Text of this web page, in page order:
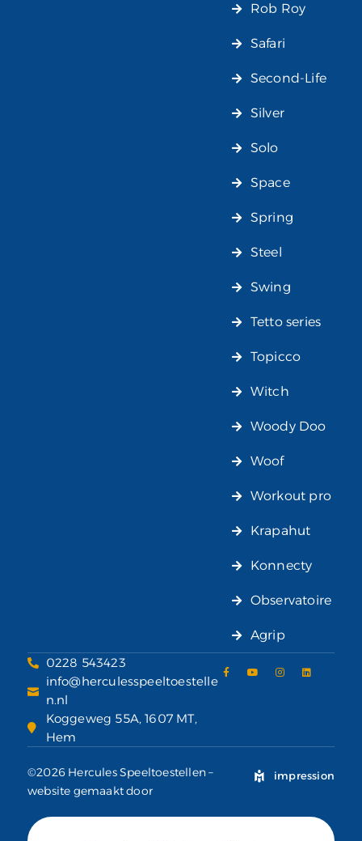
Rob Roy
Safari
Second-Life
Silver
Solo
Space
Spring
Steel
Swing
Tetto series
Topicco
Witch
Woody Doo
Woof
Workout pro
Krapahut
Konnecty
Observatoire
Agrip
0228 543423
info@herculesspeeltoestelle
n.nl
Koggeweg 55A, 1607 MT,
Hem
©2026 Hercules Speeltoestellen –
website gemaakt door
impression